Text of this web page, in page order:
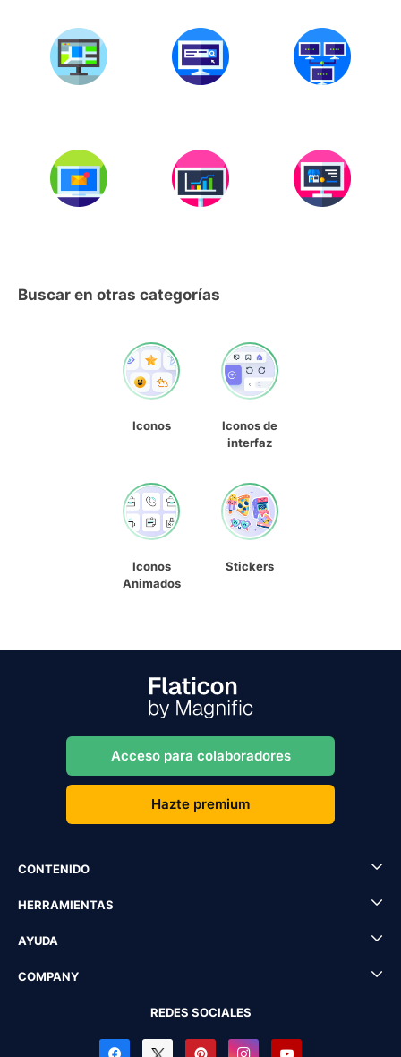
Buscar en otras categorías
Iconos
Iconos de
interfaz
Iconos
Animados
Stickers
Acceso para colaboradores
Hazte premium
CONTENIDO
HERRAMIENTAS
AYUDA
COMPANY
REDES SOCIALES